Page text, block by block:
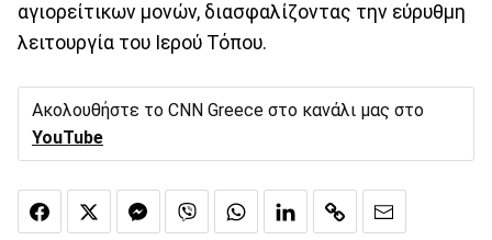
αγιορείτικων μονών, διασφαλίζοντας την εύρυθμη
λειτουργία του Ιερού Τόπου.
Ακολουθήστε το CNN Greece στο κανάλι μας στο
YouTube